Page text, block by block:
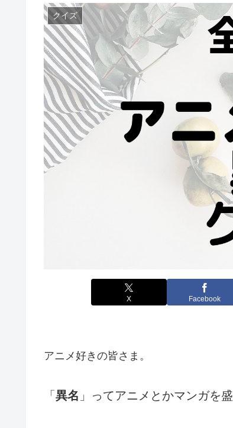
クイズ
X Facebook
アニメ好きの皆さま。
「異名 」ってアニメとかマンガを